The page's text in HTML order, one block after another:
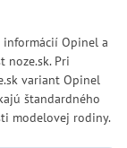
Opinel a
noze.sk. Pri
variant Opinel
štandardného
modelovej rodiny.